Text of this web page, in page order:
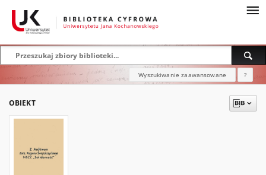
Wyszukiwanie zaawansowane ?
OBIEKT